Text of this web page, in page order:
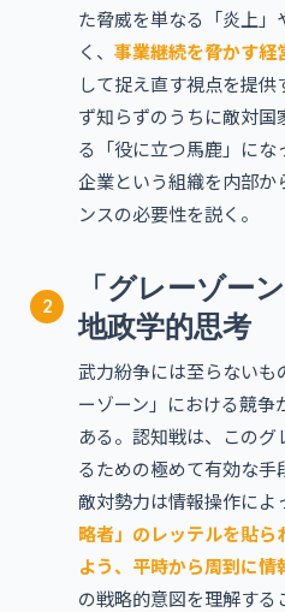
た脅威を単なる「炎上
く、 事業継続を脅かす経
して捉え直す視点を提
ず知らずのうちに敵対
る「役に立つ馬鹿」にな
企業という組織を内部か
ンスの必要性を説く。
2
「グレーゾー
地政学的思考
武力紛争には至らないも
ーゾーン」における競争
ある。認知戦は、この
るための極めて有効な手
敵対勢力は情報操作によ
略者」のレッテルを貼ら
よう、平時から周到に情
の戦略的意図を理解す